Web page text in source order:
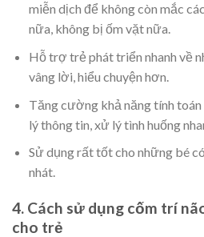
miễn dịch để không còn mắc
nữa, không bị ốm vặt nữa.
Hỗ trợ trẻ phát triển nhanh về
vâng lời, hiểu chuyện hơn.
Tăng cường khả năng tính
lý thông tin, xử lý tình huống
Sử dụng rất tốt cho những bé
nhát.
4. Cách sử dụng cốm trí
cho trẻ